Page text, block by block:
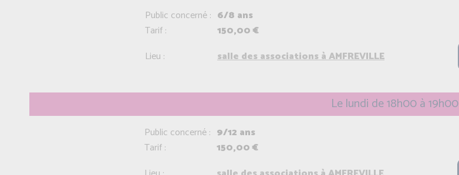
Public concerné : 6/8 ans
Tarif :
150,00 €
Lieu :
salle des associations à AMFREVILLE
Le lundi de 18h00 à 19h00
Public concerné : 9/12 ans
Tarif :
150,00 €